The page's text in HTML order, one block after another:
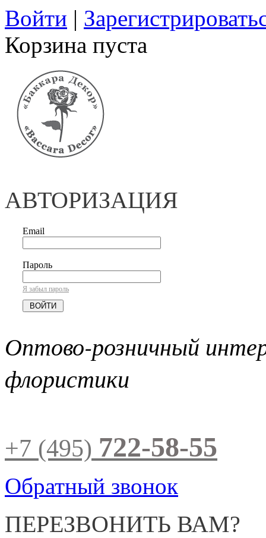
Войти |
Корзина пуста
АВТОРИЗАЦИЯ
Email
Пароль
Я забыл пароль
Оптово-розничный
флористики
+7 (495) 722-58-55
Обратный звонок
ПЕРЕЗВОНИТЬ ВАМ?